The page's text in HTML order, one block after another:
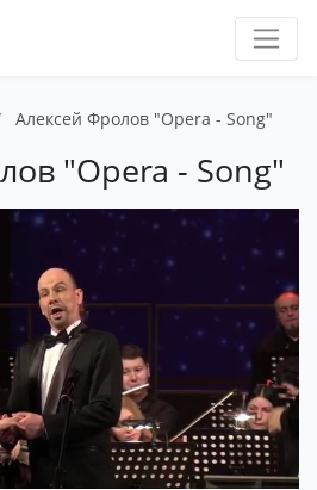
Алексей Фролов "Opera - Song"
"Opera - Song"